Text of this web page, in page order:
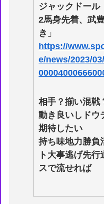
ジャックドー
2馬身先着、武
き」
https://
e/news/2023/
相手？揃い混戦
動き良いしドウ
期待したい
持ち味地力勝負
ト大事逃げ先
スで流せれば